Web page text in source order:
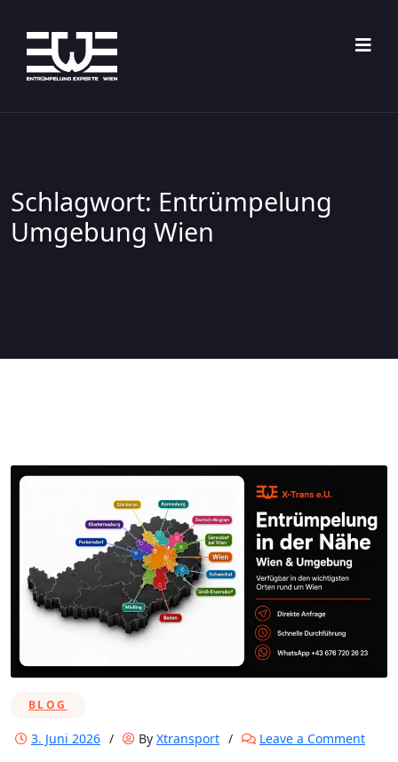
content
Schlagwort: Entrümpelung
Umgebung Wien
BLOG
3. Juni 2026 / By Xtransport / Leave a Commenton